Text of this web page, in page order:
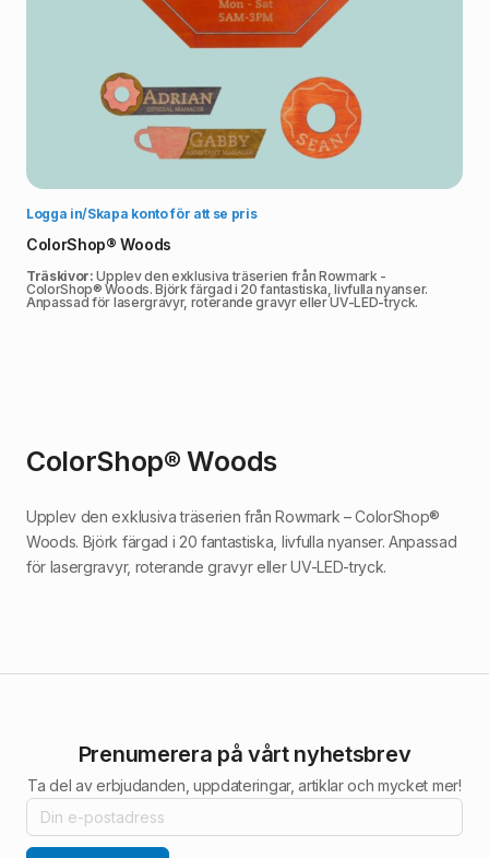
Logga in/Skapa konto för att se pris
ColorShop® Woods
Träskivor:Upplev den exklusiva träserien från Rowmark -
ColorShop® Woods. Björk färgad i 20 fantastiska, livfulla nyanser.
Anpassad för lasergravyr, roterande gravyr eller UV-LED-tryck.
ColorShop® Woods
Upplev den exklusiva träserien från Rowmark – ColorShop®
Woods. Björk färgad i 20 fantastiska, livfulla nyanser. Anpassad
för lasergravyr, roterande gravyr eller UV-LED-tryck.
Prenumerera på vårt nyhetsbrev
Ta del av erbjudanden, uppdateringar, artiklar och mycket mer!